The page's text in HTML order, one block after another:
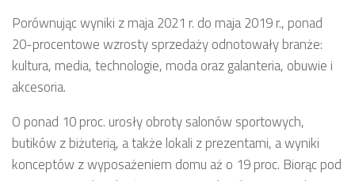
Porównując wyniki z maja 2021 r. do maja 2019 r., ponad
20-procentowe wzrosty sprzedaży odnotowały branże:
kultura, media, technologie, moda oraz galanteria, obuwie i
akcesoria.
O ponad 10 proc. urosły obroty salonów sportowych,
butików z biżuterią, a także lokali z prezentami, a wyniki
konceptów z wyposażeniem domu aż o 19 proc. Biorąc pod